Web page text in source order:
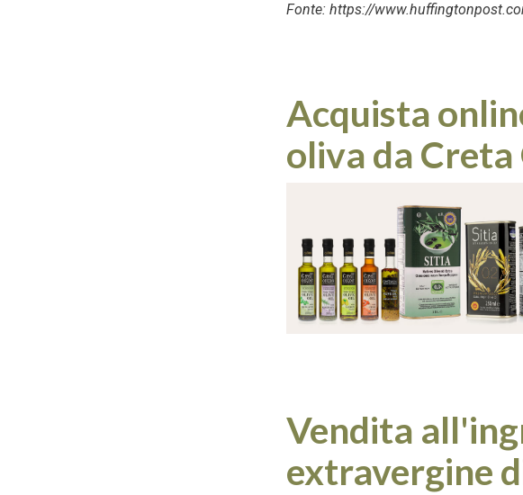
Fonte: https://
Acquista
oliva da Creta
Vendita
extravergine